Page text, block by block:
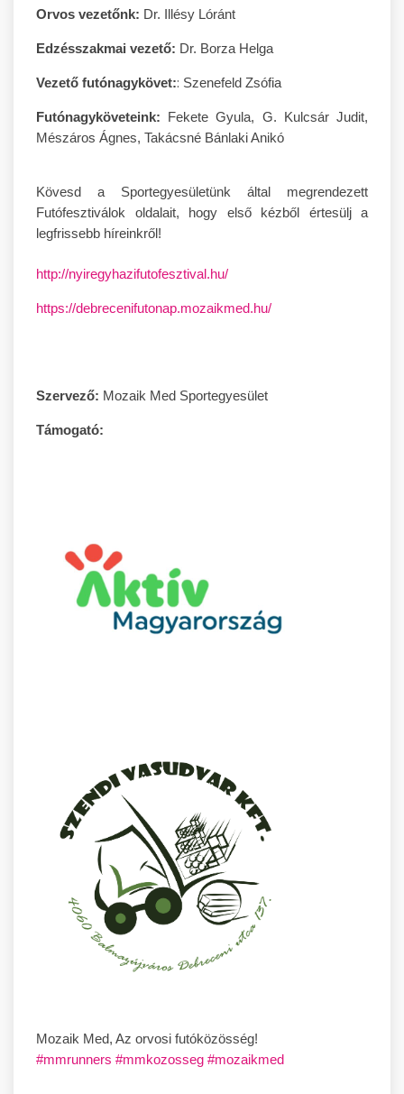
Orvos vezetőnk: Dr. Illésy Lóránt
Edzésszakmai vezető: Dr. Borza Helga
Vezető futónagykövet:: Szenefeld Zsófia
Futónagyköveteink: Fekete Gyula, G. Kulcsár Judit,
Mészáros Ágnes, Takácsné Bánlaki Anikó
Kövesd a Sportegyesületünk által megrendezett
Futófesztiválok oldalait, hogy első kézből értesülj a
legfrissebb híreinkről!
http://nyiregyhazifutofesztival.hu/
https://debrecenifutonap.mozaikmed.hu/
Szervező: Mozaik Med Sportegyesület
Támogató:
Mozaik Med, Az orvosi futóközösség!
#mmrunners #mmkozosseg #mozaikmed